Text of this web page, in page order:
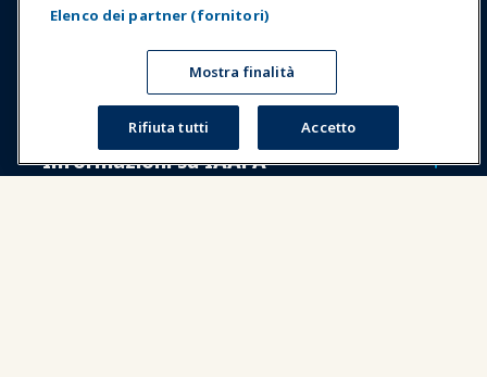
Ricerca e Rapporti
Informazioni su IAAPA
Elenco dei partner (fornitori)
Mostra finalità
Rifiuta tutti Accetto